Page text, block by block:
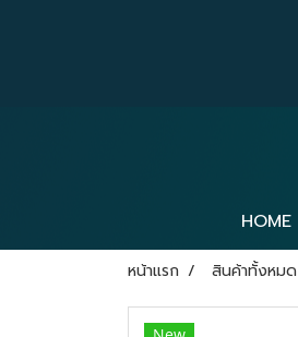
HOME
หน้าแรก สินค้าทั้งหมด